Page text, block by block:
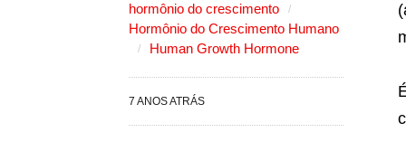
hormônio do crescimento
Hormônio do Crescimento Humano
Human Growth Hormone
7 ANOS ATRÁS